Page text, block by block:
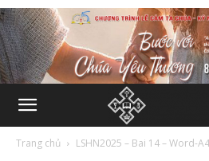
Trang chủ LSHN2025 – Bai 14 – Word-A4